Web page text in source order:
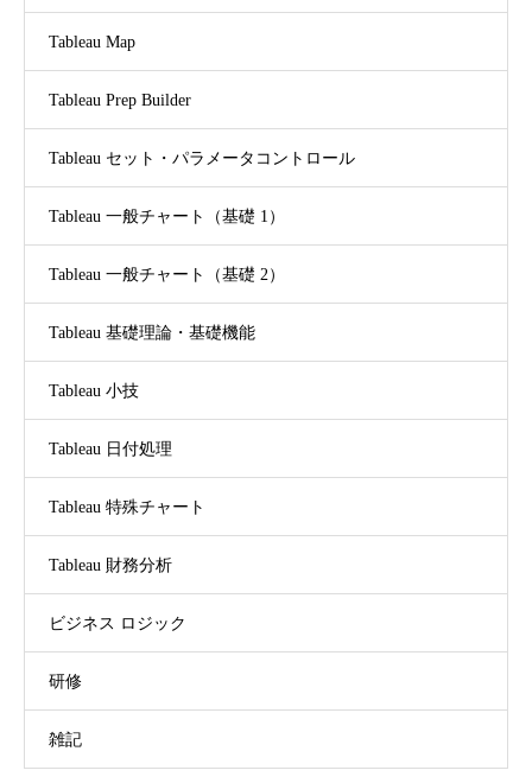
Tableau Map
Tableau Prep Builder
Tableau セット・パラメータコントロール
Tableau 一般チャート（基礎 1）
Tableau 一般チャート（基礎 2）
Tableau 基礎理論・基礎機能
Tableau 小技
Tableau 日付処理
Tableau 特殊チャート
Tableau 財務分析
ビジネス ロジック
研修
雑記